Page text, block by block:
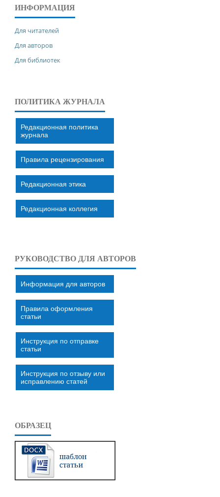
ИНФОРМАЦИЯ
Для читателей
Для авторов
Для библиотек
ПОЛИТИКА ЖУРНАЛА
Редакционная политика
журнала
Правила рецензирования
Редакционная этика
Редакционная коллегия
РУКОВОДСТВО ДЛЯ АВТОРОВ
Информация для авторов
Правила оформления
статьи
Инструкция по отправке
статьи
Инструкция по отзыву или
исправлению статей
ОБРАЗЕЦ